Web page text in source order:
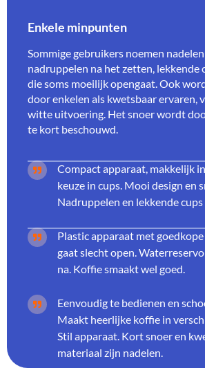
Enkele minpunten
Sommige gebruikers noemen
nadruppelen na het zetten, lekkende
die soms moeilijk opengaat. Ook
door enkelen als kwetsbaar ervaren,
witte uitvoering. Het snoer wordt
te kort beschouwd.
Compact apparaat, makkelijk
keuze in cups. Mooi design en
Nadruppelen en lekkende
Plastic apparaat met
gaat slecht open.
na. Koffie smaakt wel goed.
Eenvoudig te bedienen en
Maakt heerlijke koffie in
Stil apparaat. Kort snoer en
materiaal zijn nadelen.